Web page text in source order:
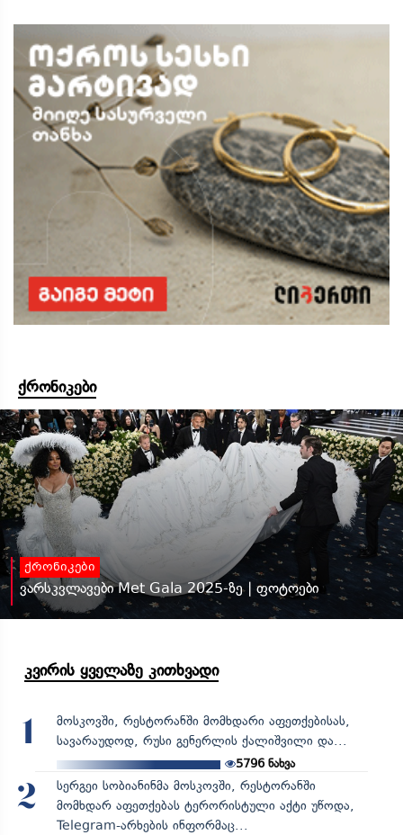
ქრონიკები
ქრონიკები
ვარსკვლავები Met Gala 2025-ზე | ფოტოები
კვირის ყველაზე კითხვადი
1
მოსკოვში, რესტორანში მომხდარი აფეთქებისას,
სავარაუდოდ, რუსი გენერლის ქალიშვილი და...
5796ნახვა
2
სერგეი სობიანინმა მოსკოვში, რესტორანში
მომხდარ აფეთქებას ტერორისტული აქტი უწოდა,
Telegram-არხების ინფორმაც...